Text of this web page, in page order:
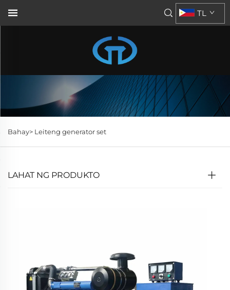
TL
Bahay> Leiteng generator set
LAHAT NG PRODUKTO